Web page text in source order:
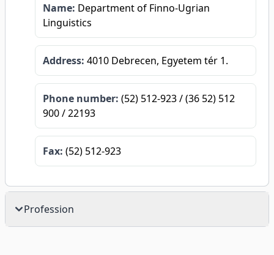
Name: Department of Finno-Ugrian
Linguistics
Address: 4010 Debrecen, Egyetem tér 1.
Phone number: (52) 512-923 / (36 52) 512
900 / 22193
Fax: (52) 512-923
Profession